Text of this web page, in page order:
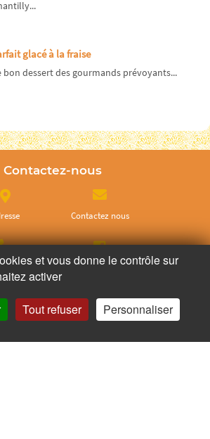
glacé à la fraise
bon dessert des gourmands prévoyants...
Contactez-nous
Contactez nous
nous Facebook
ratez plus rien,
et vous donne le contrôle sur
activer
Tout refuser Personnaliser